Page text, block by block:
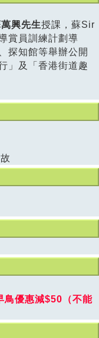
興先生授課，蘇Sir
賞員訓練計劃導
探知館等舉辦公開
」及「香港街道趣
鳥優惠減$50（不能